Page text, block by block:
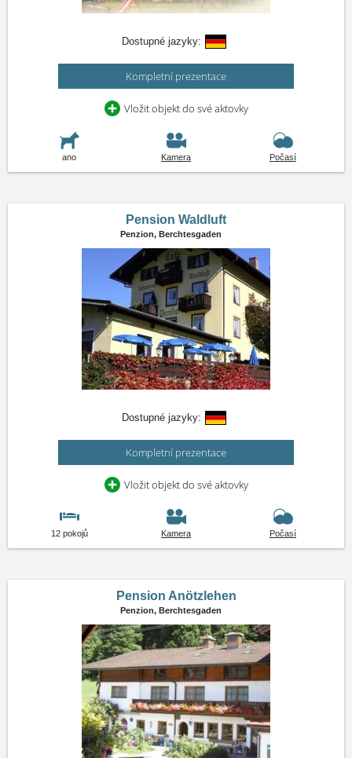
Dostupné jazyky:
Kompletní prezentace
Vložit objekt do své aktovky
ano Kamera Počasí
Pension Waldluft
Penzion, Berchtesgaden
Dostupné jazyky:
Kompletní prezentace
Vložit objekt do své aktovky
12 pokojů Kamera Počasí
Pension Anötzlehen
Penzion, Berchtesgaden